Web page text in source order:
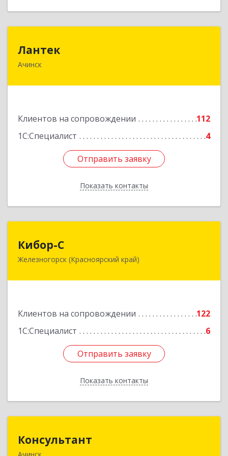
Лантек
Ачинск
Клиентов на сопровождении
112
1С:Специалист
4
Отправить заявку
Показать контакты
Отправить заявку
Назад
Кибор-С
Железногорск (Красноярский край)
Клиентов на сопровождении
122
1С:Специалист
6
Отправить заявку
Показать контакты
662973, Красноярский край, Железногорск г,
Отправить заявку
Назад
Консультант
Ачинск